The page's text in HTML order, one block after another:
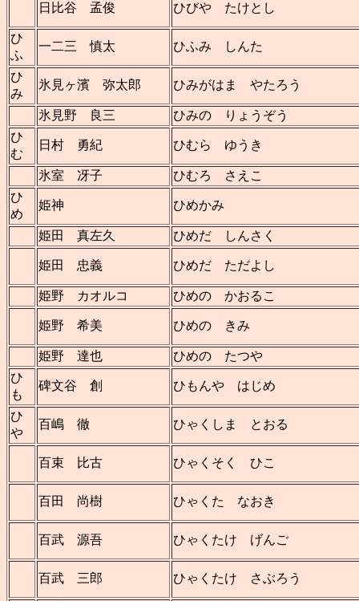
日比谷 孟俊 ひびや たけとし
ひ
ふ
一二三 慎太 ひふみ しんた
ひ
み
氷見ヶ濱 弥太郎 ひみがはま やたろう
氷見野 良三
ひみの りょうぞう
ひ
む
日村 勇紀 ひむら ゆうき
氷室 冴子
ひむろ さえこ
ひ
め
姫神 ひめかみ
姫田 真左久 ひめだ しんさく
姫田 忠義 ひめだ ただよし
姫野 カオルコ ひめの かおるこ
姫野 希美 ひめの きみ
姫野 達也
ひめの たつや
ひ
も
碑文谷 創 ひもんや はじめ
ひ
や
百嶋 徹 ひゃくしま とおる
百束 比古 ひゃくそく ひこ
百田 尚樹 ひゃくた なおき
百武 源吾 ひゃくたけ げんご
百武 三郎 ひゃくたけ さぶろう